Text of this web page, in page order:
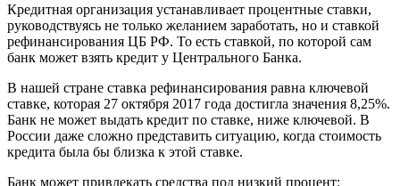
Кредитная организация устанавливает процентные ставки,
руководствуясь не только желанием заработать, но и ставкой
рефинансирования ЦБ РФ. То есть ставкой, по которой сам
банк может взять кредит у Центрального Банка.
В нашей стране ставка рефинансирования равна ключевой
ставке, которая 27 октября 2017 года достигла значения 8,25%.
Банк не может выдать кредит по ставке, ниже ключевой. В
России даже сложно представить ситуацию, когда стоимость
кредита была бы близка к этой ставке.
Банк может привлекать средства под низкий процент: